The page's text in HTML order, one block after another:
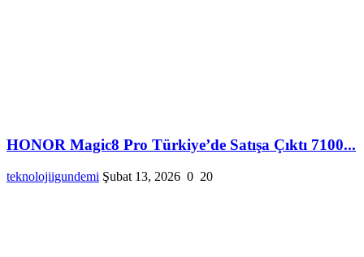
HONOR Magic8 Pro Türkiye’de Satışa Çıktı 7100...
teknolojiigundemi Şubat 13, 2026 0 20